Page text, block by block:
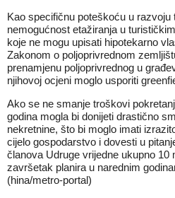
Kao specifičnu poteškoću u
nemogućnost etažiranja u
koje ne mogu upisati hipotekarno
Zakonom o poljoprivrednom
prenamjenu poljoprivrednog u
njihovoj ocjeni moglo usporiti
Ako se ne smanje troškovi
godina mogla bi donijeti drastično
nekretnine, što bi moglo imati
cijelo gospodarstvo i dovesti u
članova Udruge vrijedne ukupno 10
završetak planira u narednim
(hina/metro-portal)